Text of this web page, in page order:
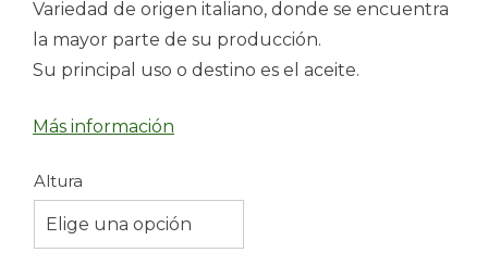
desde
Variedad de origen italiano, donde se encuentra
la mayor parte de su producción.
Su principal uso o destino es el aceite.
Más información
Altura
Elige una opción